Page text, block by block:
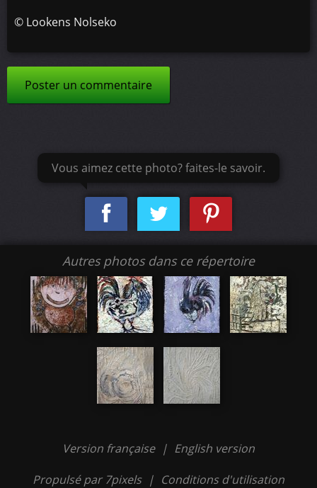
© Lookens Nolseko
Poster un commentaire
Vous aimez cette photo? faites-le savoir.
Autres photos dans ce répertoire
Version française | English version
Propulsé par 7pixels | Conditions d'utilisation